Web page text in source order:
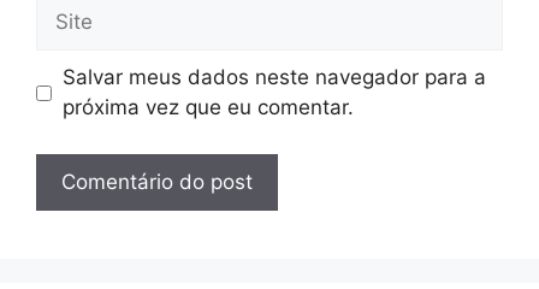
Site
Salvar meus dados neste navegador para a
próxima vez que eu comentar.